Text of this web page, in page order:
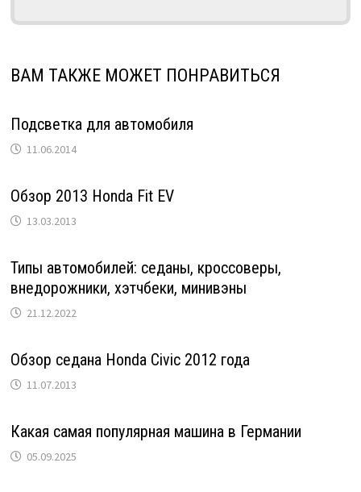
ВАМ ТАКЖЕ МОЖЕТ ПОНРАВИТЬСЯ
Подсветка для автомобиля
11.06.2014
Обзор 2013 Honda Fit EV
13.03.2013
Типы автомобилей: седаны, кроссоверы,
внедорожники, хэтчбеки, минивэны
21.12.2022
Обзор седана Honda Civic 2012 года
11.07.2013
Какая самая популярная машина в Германии
05.09.2025